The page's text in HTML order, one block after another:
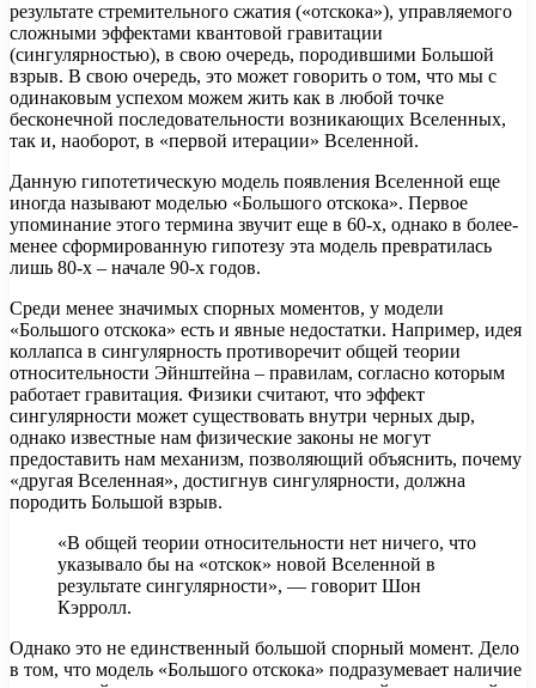
результате стремительного сжатия («отскока»), управляемого
сложными эффектами квантовой гравитации
(сингулярностью), в свою очередь, породившими Большой
взрыв. В свою очередь, это может говорить о том, что мы с
одинаковым успехом можем жить как в любой точке
бесконечной последовательности возникающих Вселенных,
так и, наоборот, в «первой итерации» Вселенной.
Данную гипотетическую модель появления Вселенной еще
иногда называют моделью «Большого отскока». Первое
упоминание этого термина звучит еще в 60-х, однако в более-
менее сформированную гипотезу эта модель превратилась
лишь 80-х – начале 90-х годов.
Среди менее значимых спорных моментов, у модели
«Большого отскока» есть и явные недостатки. Например, идея
коллапса в сингулярность противоречит общей теории
относительности Эйнштейна – правилам, согласно которым
работает гравитация. Физики считают, что эффект
сингулярности может существовать внутри черных дыр,
однако известные нам физические законы не могут
предоставить нам механизм, позволяющий объяснить, почему
«другая Вселенная», достигнув сингулярности, должна
породить Большой взрыв.
«В общей теории относительности нет ничего, что
указывало бы на «отскок» новой Вселенной в
результате сингулярности», — говорит Шон
Кэрролл.
Однако это не единственный большой спорный момент. Дело
в том, что модель «Большого отскока» подразумевает наличие